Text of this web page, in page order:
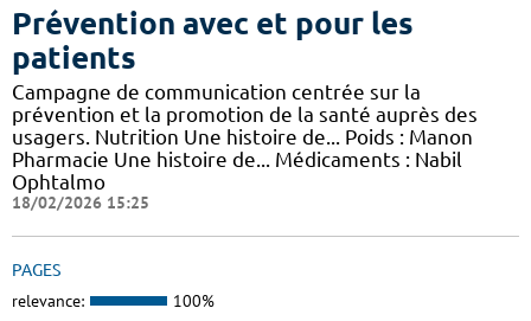
Prévention avec et pour les
patients
Campagne de communication centrée sur la
prévention et la promotion de la santé auprès des
usagers. Nutrition Une histoire de... Poids : Manon
Pharmacie Une histoire de... Médicaments : Nabil
Ophtalmo
18/02/2026 15:25
PAGES
relevance: 100%